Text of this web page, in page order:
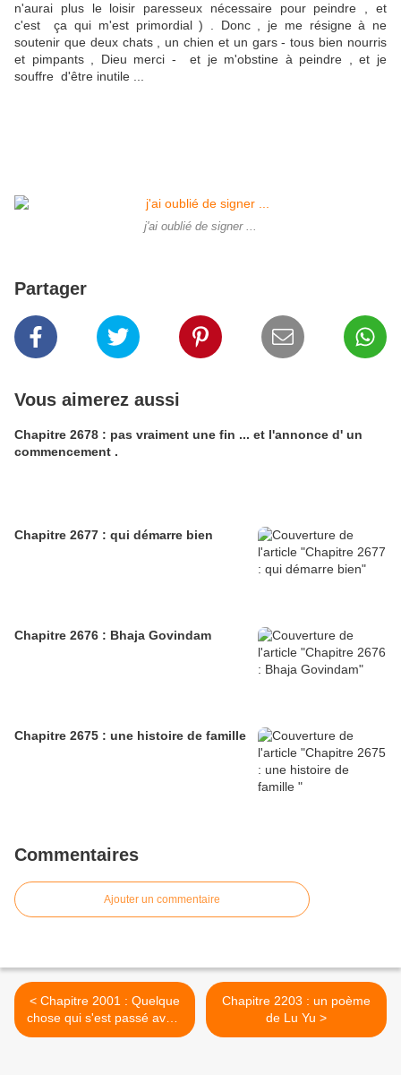
n'aurai plus le loisir paresseux nécessaire pour peindre , et
c'est ça qui m'est primordial ) . Donc , je me résigne à ne
soutenir que deux chats , un chien et un gars - tous bien nourris
et pimpants , Dieu merci - et je m'obstine à peindre , et je
souffre d'être inutile ...
j'ai oublié de signer ...
Partager
Vous aimerez aussi
Chapitre 2678 : pas vraiment une fin ... et l'annonce d' un
commencement .
Chapitre 2677 : qui démarre bien
Chapitre 2676 : Bhaja Govindam
Chapitre 2675 : une histoire de famille
Commentaires
Ajouter un commentaire
< Chapitre 2001 : Quelque
chose qui s'est passé avant
ma naissance
Chapitre 2203 : un poème
de Lu Yu >